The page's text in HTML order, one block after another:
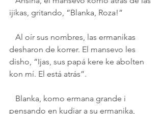
ijikas, gritando, “Blanka, Roza!”
desharon de korrer. El mansevo les
disho, “Ijas, sus papá kere ke abolten
kon mí. El está atrás”.
pensando en kudiar a su ermanika,